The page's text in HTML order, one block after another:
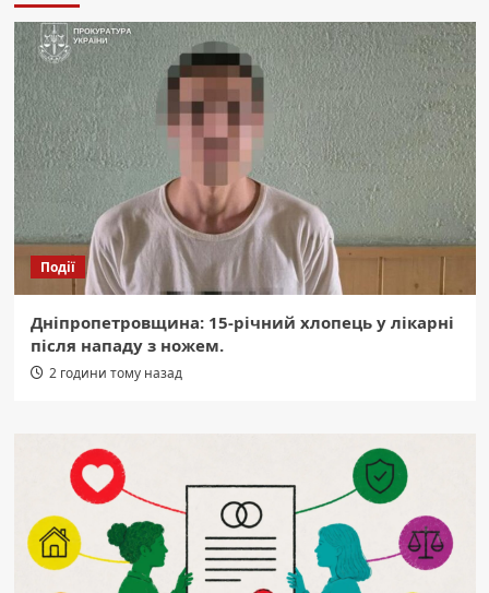
Події
Дніпропетровщина: 15-річний хлопець у лікарні
після нападу з ножем.
2 години тому назад